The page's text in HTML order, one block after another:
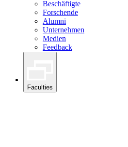
Beschäftigte
Forschende
Alumni
Unternehmen
Medien
Feedback
Faculties